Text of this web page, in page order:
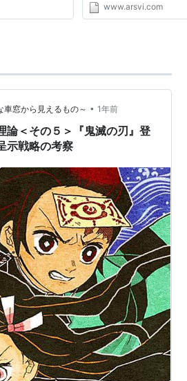
Doubleday &
www.arsvi.com
車窓から見えるもの～ • 1年前
論＜その５＞『鬼滅の刃』登
示戦略の考察